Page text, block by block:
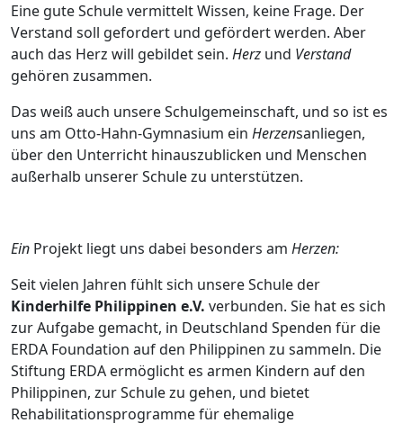
Eine gute Schule vermittelt Wissen, keine Frage. Der
Verstand soll gefordert und gefördert werden. Aber
auch das Herz will gebildet sein. Herz und Verstand
gehören zusammen.
Das weiß auch unsere Schulgemeinschaft, und so ist es
uns am Otto-Hahn-Gymnasium ein Herzensanliegen,
über den Unterricht hinauszublicken und Menschen
außerhalb unserer Schule zu unterstützen.
Ein Projekt liegt uns dabei besonders am Herzen:
Seit vielen Jahren fühlt sich unsere Schule der
Kinderhilfe Philippinen e.V. verbunden. Sie hat es sich
zur Aufgabe gemacht, in Deutschland Spenden für die
ERDA Foundation auf den Philippinen zu sammeln. Die
Stiftung ERDA ermöglicht es armen Kindern auf den
Philippinen, zur Schule zu gehen, und bietet
Rehabilitationsprogramme für ehemalige